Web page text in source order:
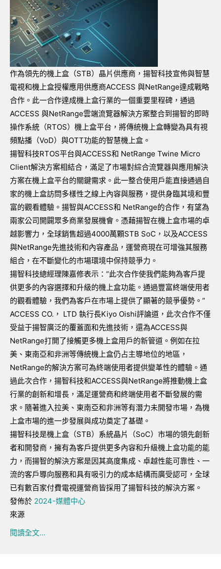
作為領先的機上盒（STB）晶片供應商，揚智科技宣佈與智慧
電視和機上盒授權應用供應商ACCESS 與NetRange達成戰略
合作。此一合作達成機上盒行業的一個重要里程碑，通過
ACCESS 與NetRange雲端流覽器解決方案整合到揚智的即時
操作系統（RTOS）機上盒平台，將傳統機上盒轉變為具有視
頻點播（VoD）與OTT功能的智慧機上盒。
揚智科技RTOS平台與ACCESS和 NetRange Twine Micro
Client解決方案相結合，滿足了市場對綜合流覽器與應用解決
方案在機上盒平台的關鍵需求。此一整合使用戶能直接通過自
家的機上盒訪問多樣性之線上內容與服務，提供身臨其境和豐
富的觀看體驗。揚智與ACCESS和 NetRange的合作，有望為
兩家公司開闢眾多商業發展機會。憑藉揚智在機上盒市場的卓
越影響力，全球銷售超過4000萬顆STB SoC，以及ACCESS
與NetRange先進技術和內容產品，運營商現在可增強其服務
組合，在不斷變化的市場環境中保持競爭力。
揚智科技總經理陳嘉修表示：“此次合作使我們能夠為客戶提
供更多的內容選擇和升級的機上盒功能。通過豐富終端使用者
的觀看體驗，我們為客戶在市場上提供了顯著的競爭優勢。”
ACCESS CO.， LTD 執行長Kiyo Oishi評論道，此次合作不僅
受益于揚智廣泛的覆蓋面和先進技術，還為ACCESS與
NetRange打開了接觸更多機上盒用戶的新管道。例如在拉
美、東南亞和非洲等傳統機上盒仍占主導地位的地區，
NetRange的解決方案可為終端使用者提供變革性的體驗。通
過此次合作，揚智科技和ACCESS與NetRange將推動機上盒
行業的創新和增長，滿足運營商和終端使用者不斷發展的需
求。隨著進入拉美、東南亞和非洲等有潛力未開發市場，為機
上盒市場的進一步發展與成功奠定了基礎。
揚智科技是機上盒（STB）系統晶片（SoC）市場的領先創新
者和開發商，擁有為客戶提供更多內容和升級機上盒功能的能
力，而揚智的解決方案是因其高度集成、卓越性能可靠性、一
流的客戶導向服務和具有吸引力的成本結構而廣受認可，全球
已有數百家付費電視運營商皆採用了揚智科技的解決方案。
發佈於 2024-媒體中心
來源
閱讀全文...